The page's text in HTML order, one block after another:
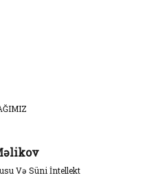
Və Süni İntellekt